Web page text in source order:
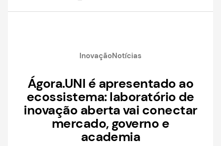
InovaçãoNotícias
Ágora.UNI é apresentado ao
ecossistema: laboratório de
inovação aberta vai conectar
mercado, governo e
academia